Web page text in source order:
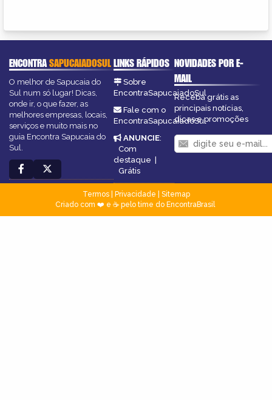
ENCONTRASAPUCAIADOSUL
O melhor de Sapucaia do
Sul num só lugar! Dicas,
onde ir, o que fazer, as
melhores empresas, locais,
serviços e muito mais no
guia Encontra Sapucaia do
Sul.
LINKS RÁPIDOS
Sobre
EncontraSapucaiadoSul
Fale com o
EncontraSapucaiadoSul
ANUNCIE:
Com
destaque |
Grátis
NOVIDADES POR E-
MAIL
Receba grátis as
principais notícias,
dicas e promoções
Termos| Privacidade
Sitemap
Criado com ❤️ e ☕ pelo time do EncontraBrasil